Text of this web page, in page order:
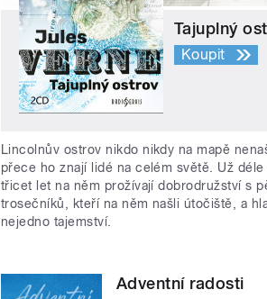
Tajuplný
Koupit
Lincolnův ostrov nikdo nikdy na mapě
přece ho znají lidé na celém světě. Už
třicet let na něm prožívají dobrodružství s
trosečníků, kteří na něm našli útočiště, a
nejedno tajemství.
Adventní radosti